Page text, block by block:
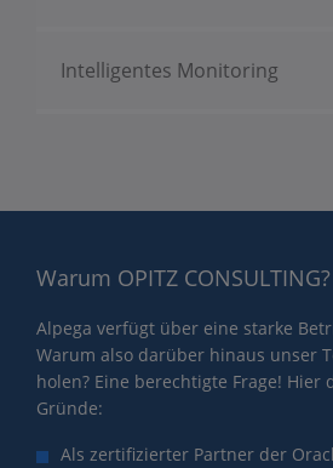
Intelligentes Monitoring
Warum OPITZ CONSULTING?
Alpega verfügt über eine starke
Warum also darüber hinaus unser
holen? Eine berechtigte Frage! Hier
Gründe:
Als zertifizierter Partner der